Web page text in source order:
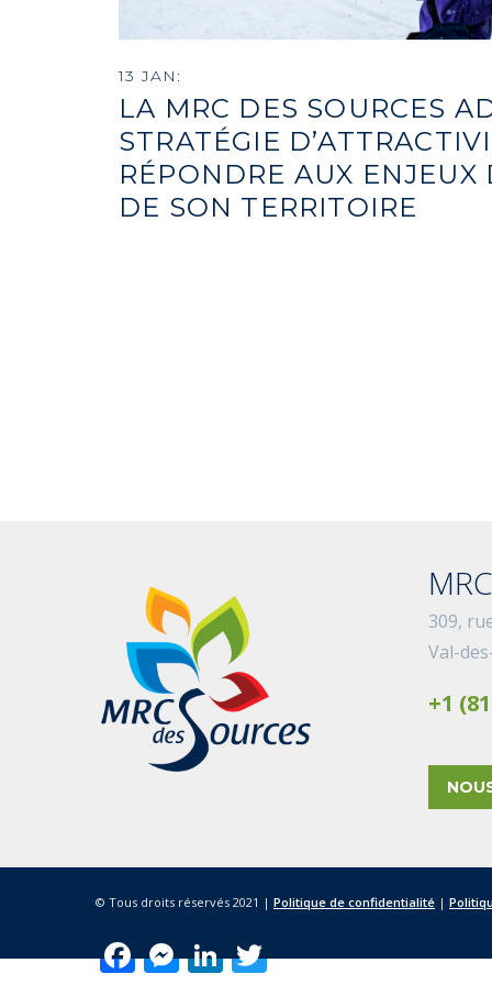
13 JAN:
LA MRC DES SOURCES
STRATÉGIE
RÉPONDRE AUX ENJEUX
DE SON TERRITOIRE
309,
Val-
+1
© Tous droits réservés 2021 | Politique de confidentialité |
Facebook
Messenger
LinkedIn
Twitter